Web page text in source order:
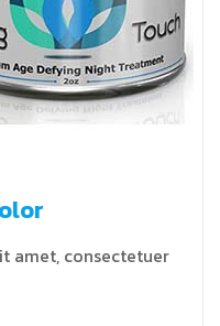
amet, consectetuer